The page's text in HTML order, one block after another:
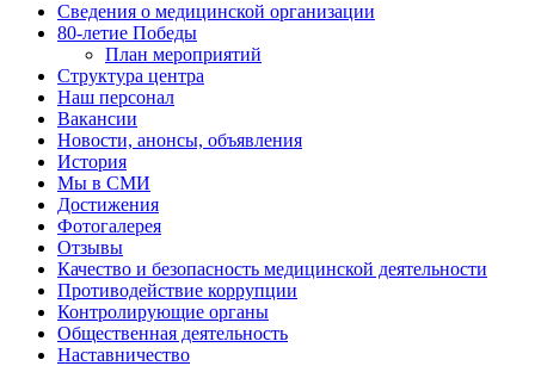
Сведения о медицинской организации
80-летие Победы
План мероприятий
Структура центра
Наш персонал
Вакансии
Новости, анонсы, объявления
История
Мы в СМИ
Достижения
Фотогалерея
Отзывы
Качество и безопасность медицинской деятельности
Противодействие коррупции
Контролирующие органы
Общественная деятельность
Наставничество